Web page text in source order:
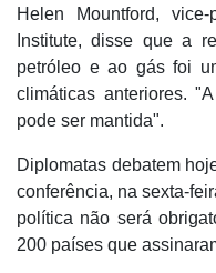
Helen Mountford,
Institute, disse que a
petróleo e ao gás foi
climáticas anteriores.
pode ser mantida".
Diplomatas debatem
conferência, na sexta-
política não será
200 países que